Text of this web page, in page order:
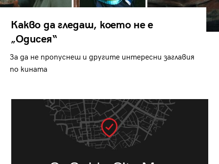
Какво да гледаш, което не е
„Одисея“
За да не пропуснеш и другите интересни заглавия
по кината